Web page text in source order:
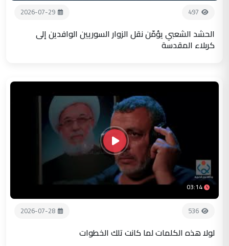
497
2026-07-29
الحشد الشعبي يؤمّن نقل الزوار السوريين الوافدين إلى
كربلاء المقدسة
03:14
536
2026-07-28
لولا هذه الكلمات لما كانت تلك الخطوات